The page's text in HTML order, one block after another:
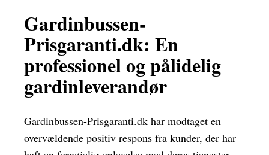
Gardinbussen-
Prisgaranti.dk: En
professionel og pålidelig
gardinleverandør
Gardinbussen-Prisgaranti.dk har modtaget en
overvældende positiv respons fra kunder, der har